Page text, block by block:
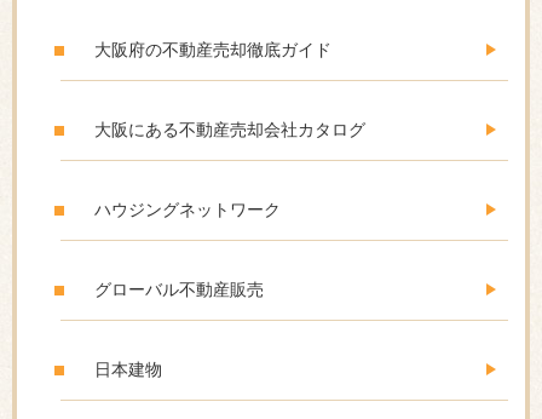
大阪府の不動産売却徹底ガイド
大阪にある不動産売却会社カタログ
ハウジングネットワーク
グローバル不動産販売
日本建物